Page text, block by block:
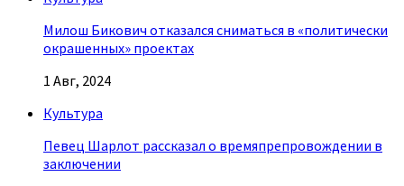
Милош Бикович отказался сниматься в «политически
окрашенных» проектах
1 Авг, 2024
Культура
Певец Шарлот рассказал о времяпрепровождении в
заключении